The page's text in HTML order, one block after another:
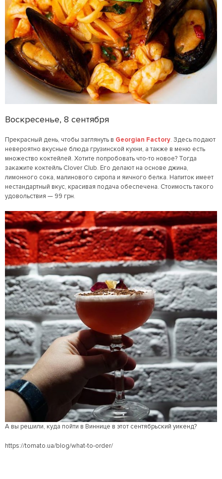
Воскресенье, 8 сентября
Прекрасный день, чтобы заглянуть в Georgian Factory. Здесь подают
невероятно вкусные блюда грузинской кухни, а также в меню есть
множество коктейлей. Хотите попробовать что-то новое? Тогда
закажите коктейль Clover Club. Его делают на основе джина,
лимонного сока, малинового сиропа и яичного белка. Напиток имеет
нестандартный вкус, красивая подача обеспечена. Стоимость такого
удовольствия — 99 грн.
А вы решили, куда пойти в Виннице в этот сентябрьский уикенд?
https://tomato.ua/blog/what-to-order/